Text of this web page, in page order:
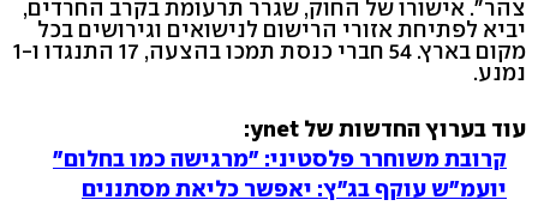
צהר". אישורו של החוק, שגרר תרעומת בקרב החרדים,
יביא לפתיחת אזורי הרישום לנישואים וגירושים בכל
מקום בארץ. 54 חברי כנסת תמכו בהצעה, 17 התנגדו ו-1
נמנע.
עוד בערוץ החדשות של ynet:
קרובת משוחרר פלסטיני: "מרגישה כמו בחלום"
יועמ"ש עוקף בג"ץ: יאפשר כליאת מסתננים